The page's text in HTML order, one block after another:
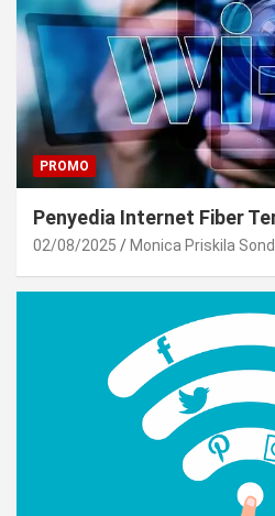
PROMO
Penyedia Internet Fiber
02/08/2025 Monica Priskila